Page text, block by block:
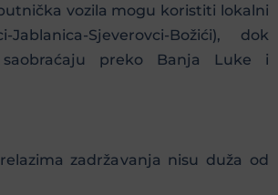
vozila mogu koristiti lokalni
Sjeverovci-Božići), dok
preko Banja Luke i
zadržavanja nisu duža od